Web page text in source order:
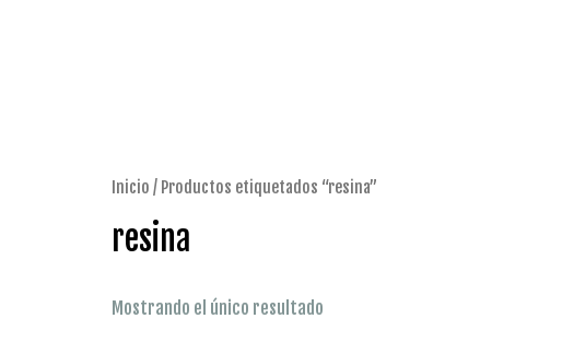
Inicio / Productos etiquetados “resina”
resina
Mostrando el único resultado